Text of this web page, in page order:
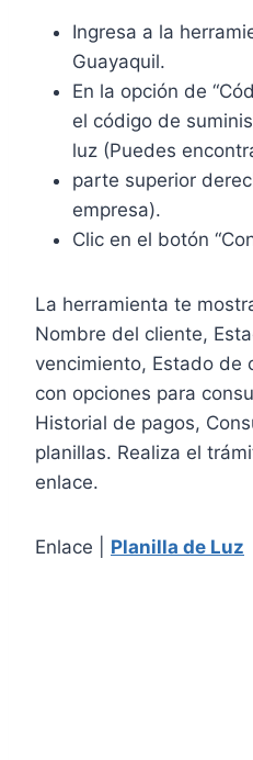
Ingresa a la
Guayaquil.
En la opción de
el código de
luz (Puedes
parte superior
empresa).
Clic en el botón
La herramienta te
Nombre del cliente,
vencimiento, Estado de
con opciones para
Historial de pagos,
planillas. Realiza el
enlace.
Enlace | Planilla de Luz